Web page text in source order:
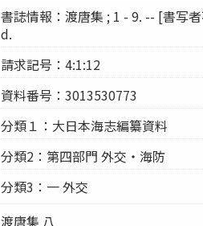
書誌情報：渡唐集 ; 1 - 9. -- [書写
d.
請求記号：4:1:12
資料番号：3013530773
分類１：大日本海志編纂資料
分類2：第四部門 外交・海防
分類3：一 外交
渡唐集 八